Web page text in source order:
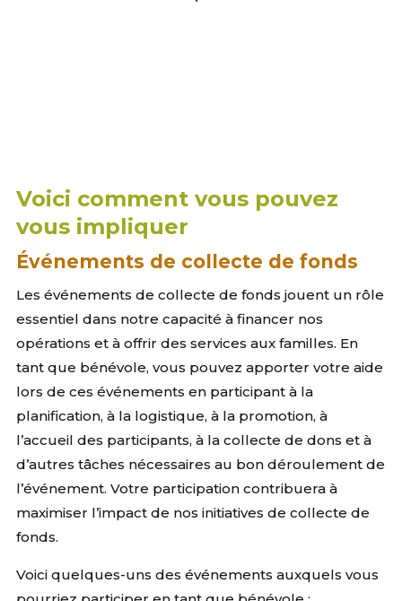
Voici comment vous pouvez
vous impliquer
Événements de collecte de fonds
Les événements de collecte de fonds jouent un rôle
essentiel dans notre capacité à financer nos
opérations et à offrir des services aux familles. En
tant que bénévole, vous pouvez apporter votre aide
lors de ces événements en participant à la
planification, à la logistique, à la promotion, à
l’accueil des participants, à la collecte de dons et à
d’autres tâches nécessaires au bon déroulement de
l’événement. Votre participation contribuera à
maximiser l’impact de nos initiatives de collecte de
fonds.
Voici quelques-uns des événements auxquels vous